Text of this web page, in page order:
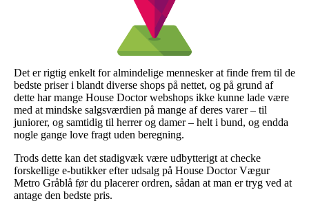
Det er rigtig enkelt for almindelige mennesker at finde frem til de
bedste priser i blandt diverse shops på nettet, og på grund af
dette har mange House Doctor webshops ikke kunne lade være
med at mindske salgsværdien på mange af deres varer – til
juniorer, og samtidig til herrer og damer – helt i bund, og endda
nogle gange love fragt uden beregning.
Trods dette kan det stadigvæk være udbytterigt at checke
forskellige e-butikker efter udsalg på House Doctor Vægur
Metro Gråblå før du placerer ordren, sådan at man er tryg ved at
antage den bedste pris.